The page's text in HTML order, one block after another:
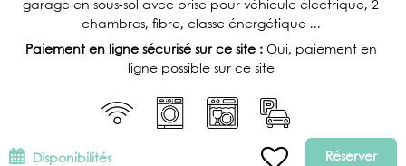
garage en sous-sol avec prise pour véhicule électrique, 2
chambres, fibre, classe énergétique ...
Paiement en ligne sécurisé sur ce site : Oui, paiement en
ligne possible sur ce site
Disponibilités Réserver